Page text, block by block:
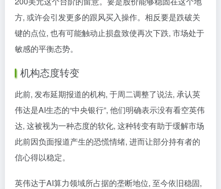
方, 或许会引发更多的跟风买入操作。相反要是跌破关
键的点位, 也有可能触动止损盘致使再次下跌, 市场处于
敏感的平衡态势。
机构态度转变
此前, 发布延期报道的机构, 于周二调整了说法, 承认英
伟达是AI生态的“中央银行”, 他们明确表示没有看空英伟
达, 这被视为一种态度的软化, 这种转变有助于缓解市场
此前因负面报道产生的恐慌情绪, 进而让部分持有者的
信心得以稳定。
英伟达于AI算力领域所占据的垄断地位, 至今依旧稳固,